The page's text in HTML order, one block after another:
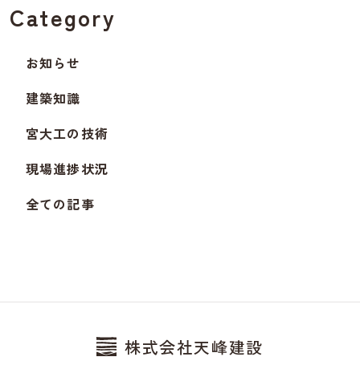
Category
お知らせ
建築知識
宮大工の技術
現場進捗状況
全ての記事
株式会社天峰建設